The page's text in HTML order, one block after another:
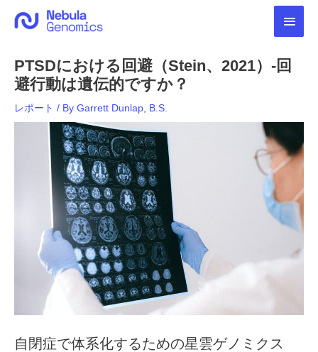
メ
ン
ニ
ュ
PTSDにおける回避（Stein、2021）-回
避行動は遺伝的ですか？
レポート / By Garrett Dunlap, B.S.
自閉症で体系化するための星雲ゲノミクス